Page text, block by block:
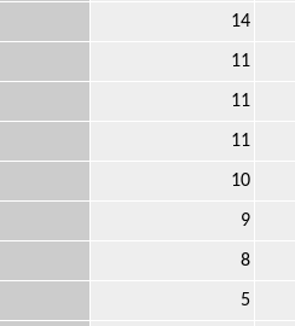
14
11
11
11
10
9
8
5